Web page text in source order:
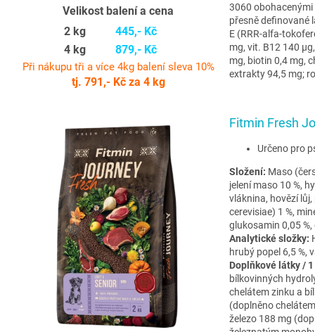
Velikost balení a cena
2 kg
445,- Kč
4 kg
879,- Kč
Při nákupu tři a více 4kg balení sleva 10%
tj. 791,- Kč za 4 kg
3060
přesně definované
E (RRR-alfa-
mg, vit. B12 140
mg, biotin 0,4 mg,
extrakty 94,5 mg;
Fitmin Fresh
Určeno pro
Složení: Maso
jelení maso 10 %,
vláknina, hovězí
cerevisiae) 1 %,
glukosamin 0,05
Analytické složky:
hrubý popel 6,5 %,
Doplňkové látky /
bílkovinných
chelátem zinku a
(doplněno
železo 188 mg